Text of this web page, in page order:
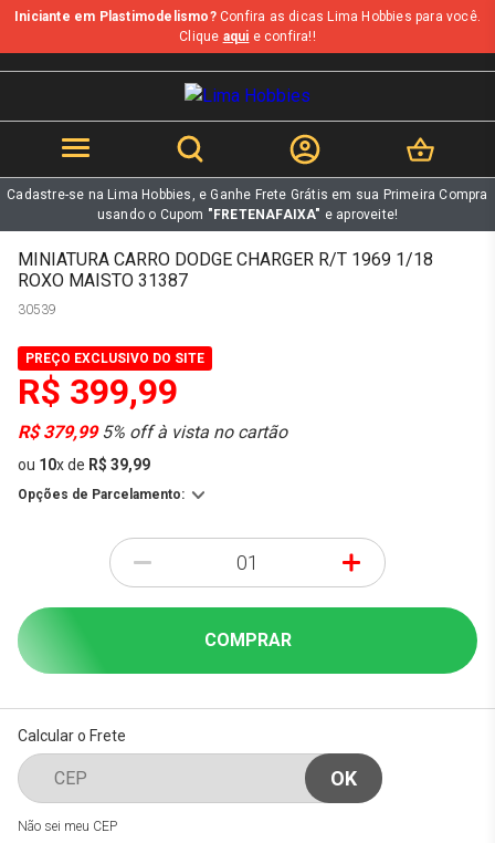
b
Iniciante em Plastimodelismo?Confira as dicas Lima Hobbies para você.
Clique aqui e confira!!
Cadastre-se na Lima Hobbies, e Ganhe Frete Grátis em sua Primeira Compra
usando o Cupom "FRETENAFAIXA" e aproveite!
MINIATURA CARRO DODGE CHARGER R/T 1969 1/18
ROXO MAISTO 31387
30539
PREÇO EXCLUSIVO DO SITE
R$ 399,99
R$ 379,995% off à vista no cartão
ou 10xde R$ 39,99
Opções de Parcelamento:
- +
COMPRAR
Calcular o Frete
Não sei meu CEP